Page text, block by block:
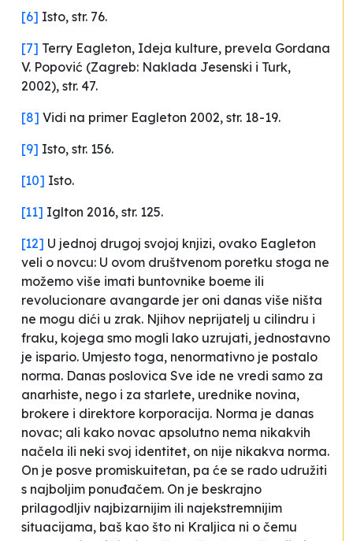
[6] Isto, str. 76.
[7] Terry Eagleton, Ideja kulture, prevela Gordana
V. Popović (Zagreb: Naklada Jesenski i Turk,
2002), str. 47.
[8] Vidi na primer Eagleton 2002, str. 18-19.
[9] Isto, str. 156.
[10] Isto.
[11] Iglton 2016, str. 125.
[12] U jednoj drugoj svojoj knjizi, ovako Eagleton
veli o novcu: U ovom društvenom poretku stoga ne
možemo više imati buntovnike boeme ili
revolucionare avangarde jer oni danas više ništa
ne mogu dići u zrak. Njihov neprijatelj u cilindru i
fraku, kojega smo mogli lako uzrujati, jednostavno
je ispario. Umjesto toga, nenormativno je postalo
norma. Danas poslovica Sve ide ne vredi samo za
anarhiste, nego i za starlete, urednike novina,
brokere i direktore korporacija. Norma je danas
novac; ali kako novac apsolutno nema nikakvih
načela ili neki svoj identitet, on nije nikakva norma.
On je posve promiskuitetan, pa će se rado udružiti
s najboljim ponuđačem. On je beskrajno
prilagodljiv najbizarnijim ili najekstremnijim
situacijama, baš kao što ni Kraljica ni o čemu